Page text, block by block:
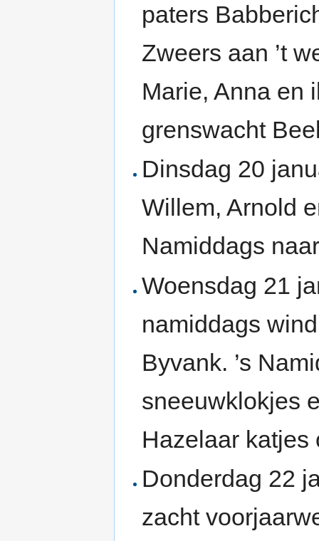
paters
Zweers aan ’t
Marie, Anna en
grenswacht
Dinsdag 20
Willem, Arnold
Namiddags
Woensdag 21
namiddags
Byvank. ’s
sneeuwklokjes
Hazelaar katjes
Donderdag 22
zacht